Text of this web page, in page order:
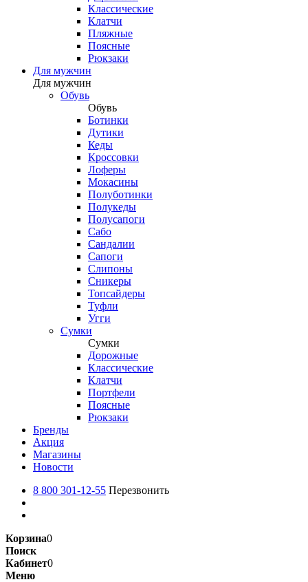
Классические
Клатчи
Пляжные
Поясные
Рюкзаки
Для мужчин
Для мужчин
Обувь
Обувь
Ботинки
Дутики
Кеды
Кроссовки
Лоферы
Мокасины
Полуботинки
Полукеды
Полусапоги
Сабо
Сандалии
Сапоги
Слипоны
Сникеры
Топсайдеры
Туфли
Угги
Сумки
Сумки
Дорожные
Классические
Клатчи
Портфели
Поясные
Рюкзаки
Бренды
Акция
Магазины
Новости
8 800 301-12-55 Перезвонить
Корзина0
Поиск
Кабинет0
Меню